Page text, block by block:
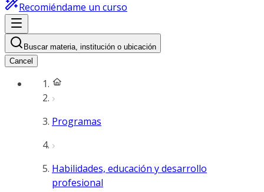
Recomiéndame un curso
Buscar materia, institución o ubicación
Cancel
Programas
Habilidades, educación y desarrollo
profesional